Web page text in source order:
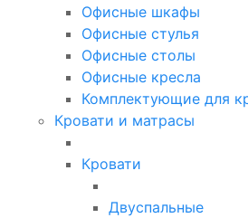
Офисные шкафы
Офисные стулья
Офисные столы
Офисные кресла
Комплектующие для
Кровати и матрасы
Кровати
Двуспальные